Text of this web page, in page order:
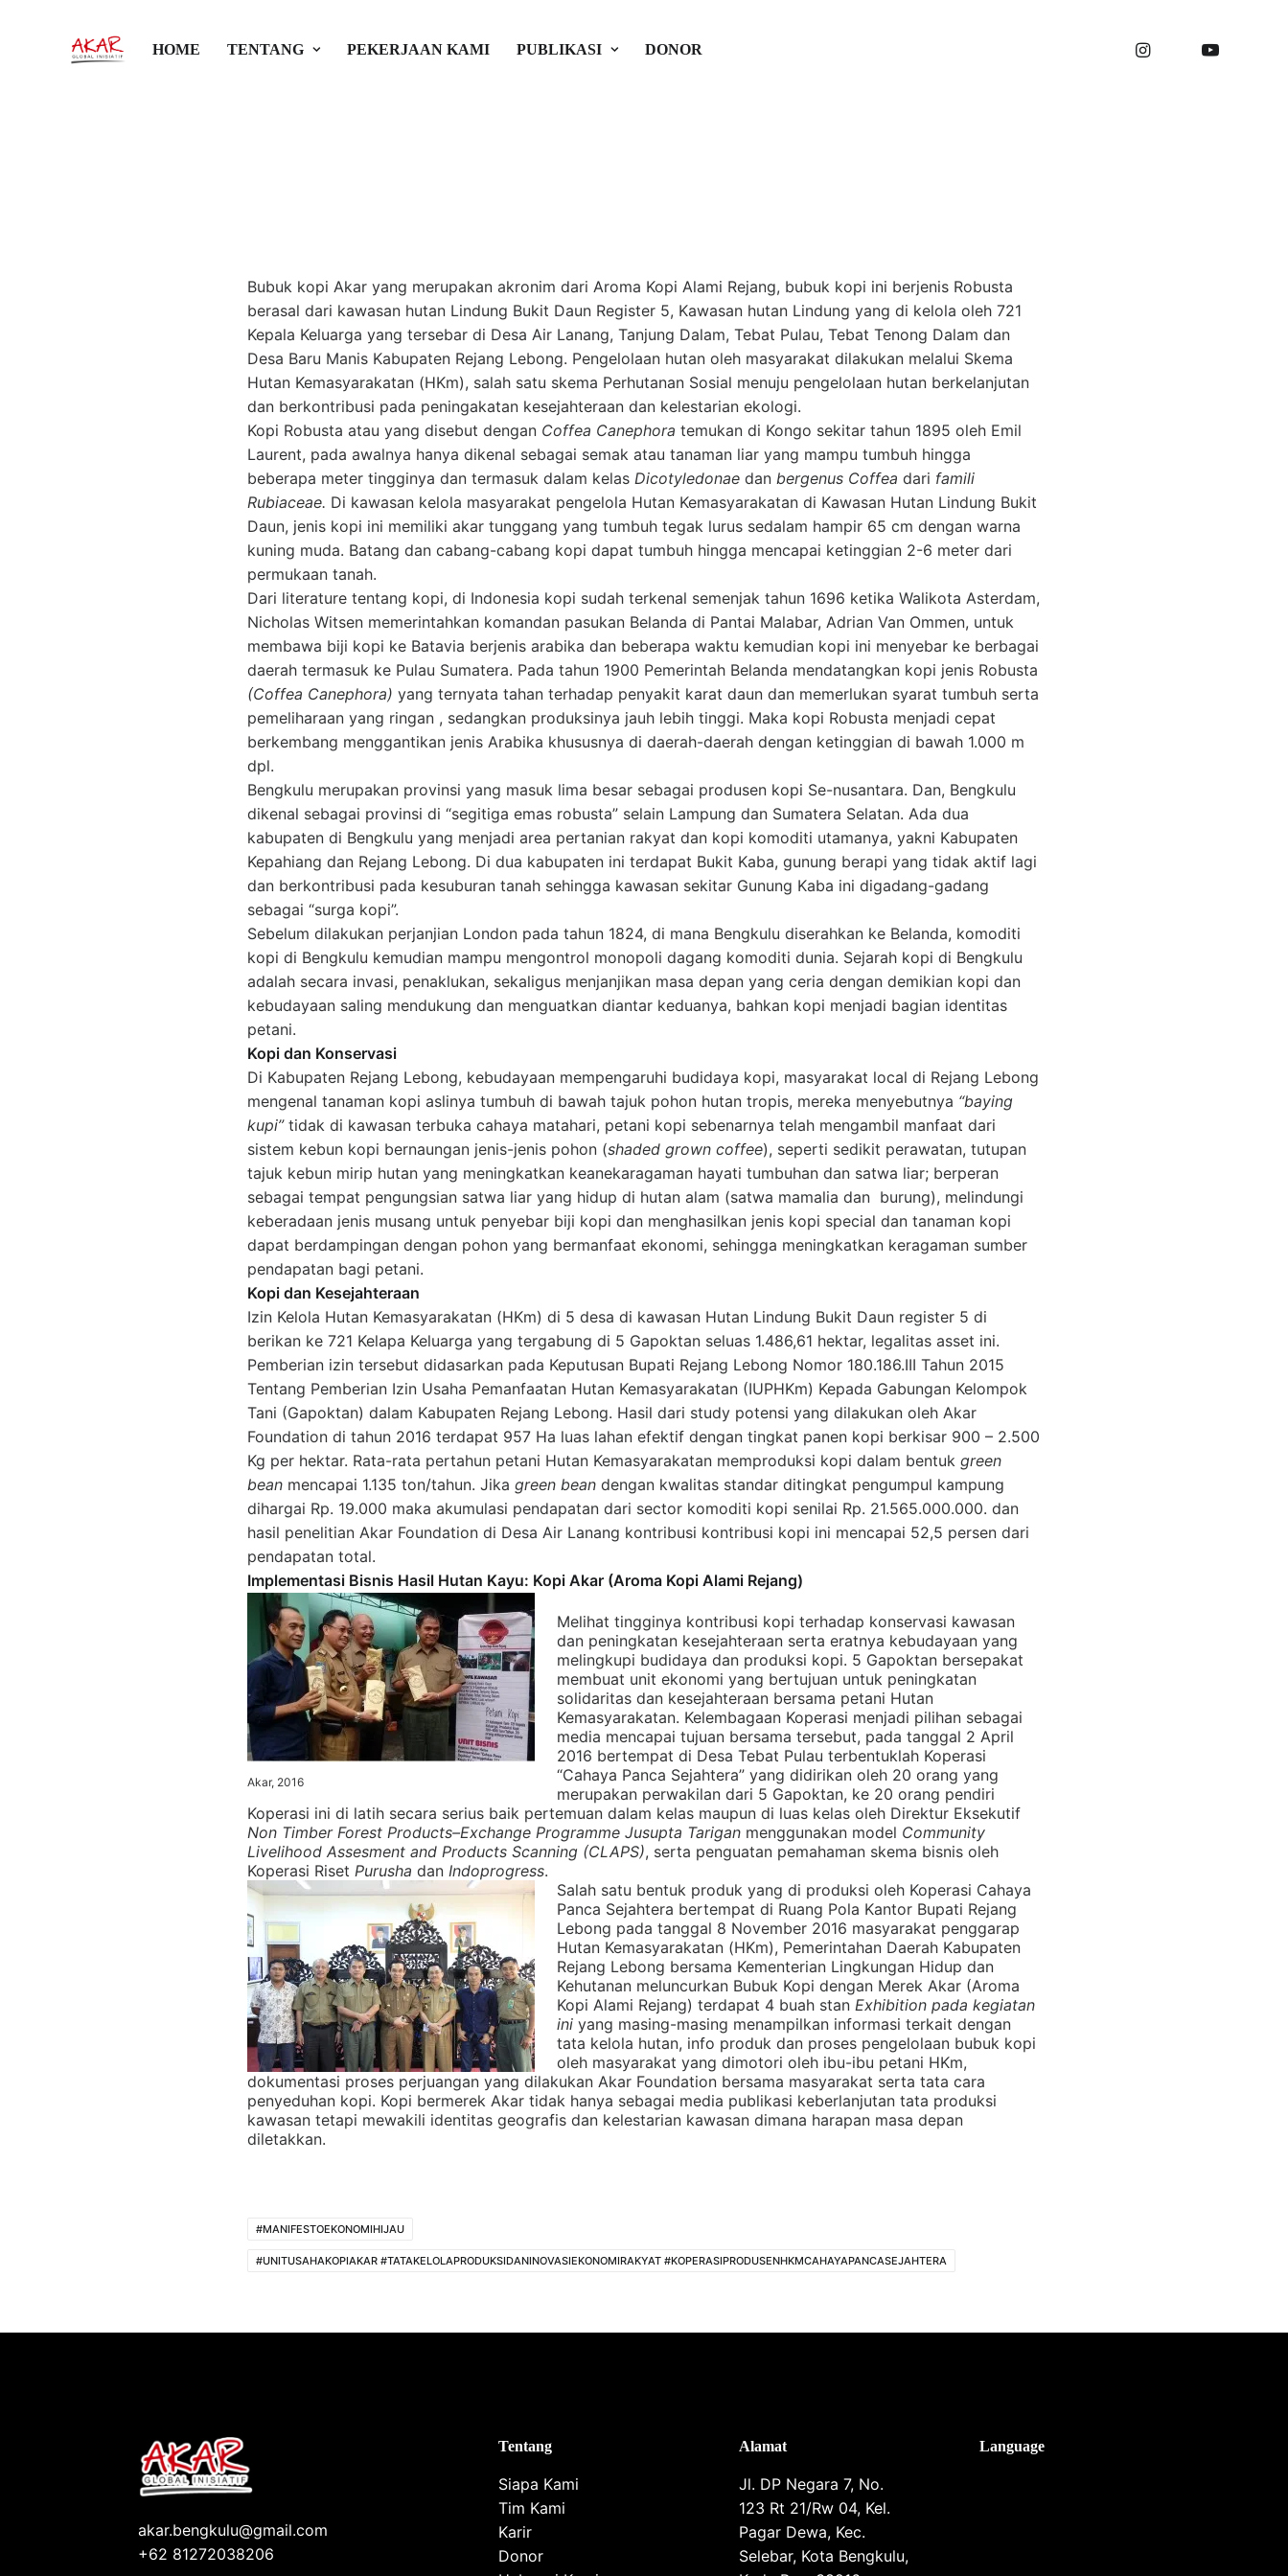
HOME TENTANG PEKERJAAN KAMI PUBLIKASI DONOR
Jelajah Rasa Kopi “Akar” menuju Kelestarian Ekologis
Bubuk kopi Akar yang merupakan akronim dari Aroma Kopi Alami Rejang, bubuk kopi ini berjenis Robusta
berasal dari kawasan hutan Lindung Bukit Daun Register 5, Kawasan hutan Lindung yang di kelola oleh 721
Kepala Keluarga yang tersebar di Desa Air Lanang, Tanjung Dalam, Tebat Pulau, Tebat Tenong Dalam dan
Desa Baru Manis Kabupaten Rejang Lebong. Pengelolaan hutan oleh masyarakat dilakukan melalui Skema
Hutan Kemasyarakatan (HKm), salah satu skema Perhutanan Sosial menuju pengelolaan hutan berkelanjutan
dan berkontribusi pada peningakatan kesejahteraan dan kelestarian ekologi.
Kopi Robusta atau yang disebut dengan Coffea Canephora temukan di Kongo sekitar tahun 1895 oleh Emil
Laurent, pada awalnya hanya dikenal sebagai semak atau tanaman liar yang mampu tumbuh hingga
beberapa meter tingginya dan termasuk dalam kelas Dicotyledonae dan bergenus Coffea dari famili
Rubiaceae. Di kawasan kelola masyarakat pengelola Hutan Kemasyarakatan di Kawasan Hutan Lindung Bukit
Daun, jenis kopi ini memiliki akar tunggang yang tumbuh tegak lurus sedalam hampir 65 cm dengan warna
kuning muda. Batang dan cabang-cabang kopi dapat tumbuh hingga mencapai ketinggian 2-6 meter dari
permukaan tanah.
Dari literature tentang kopi, di Indonesia kopi sudah terkenal semenjak tahun 1696 ketika Walikota Asterdam,
Nicholas Witsen memerintahkan komandan pasukan Belanda di Pantai Malabar, Adrian Van Ommen, untuk
membawa biji kopi ke Batavia berjenis arabika dan beberapa waktu kemudian kopi ini menyebar ke berbagai
daerah termasuk ke Pulau Sumatera. Pada tahun 1900 Pemerintah Belanda mendatangkan kopi jenis Robusta
(Coffea Canephora) yang ternyata tahan terhadap penyakit karat daun dan memerlukan syarat tumbuh serta
pemeliharaan yang ringan , sedangkan produksinya jauh lebih tinggi. Maka kopi Robusta menjadi cepat
berkembang menggantikan jenis Arabika khususnya di daerah-daerah dengan ketinggian di bawah 1.000 m
dpl.
Bengkulu merupakan provinsi yang masuk lima besar sebagai produsen kopi Se-nusantara. Dan, Bengkulu
dikenal sebagai provinsi di “segitiga emas robusta” selain Lampung dan Sumatera Selatan. Ada dua
kabupaten di Bengkulu yang menjadi area pertanian rakyat dan kopi komoditi utamanya, yakni Kabupaten
Kepahiang dan Rejang Lebong. Di dua kabupaten ini terdapat Bukit Kaba, gunung berapi yang tidak aktif lagi
dan berkontribusi pada kesuburan tanah sehingga kawasan sekitar Gunung Kaba ini digadang-gadang
sebagai “surga kopi”.
Sebelum dilakukan perjanjian London pada tahun 1824, di mana Bengkulu diserahkan ke Belanda, komoditi
kopi di Bengkulu kemudian mampu mengontrol monopoli dagang komoditi dunia. Sejarah kopi di Bengkulu
adalah secara invasi, penaklukan, sekaligus menjanjikan masa depan yang ceria dengan demikian kopi dan
kebudayaan saling mendukung dan menguatkan diantar keduanya, bahkan kopi menjadi bagian identitas
petani.
Kopi dan Konservasi
Di Kabupaten Rejang Lebong, kebudayaan mempengaruhi budidaya kopi, masyarakat local di Rejang Lebong
mengenal tanaman kopi aslinya tumbuh di bawah tajuk pohon hutan tropis, mereka menyebutnya “baying
kupi”tidak di kawasan terbuka cahaya matahari, petani kopi sebenarnya telah mengambil manfaat dari
sistem kebun kopi bernaungan jenis-jenis pohon (shaded grown coffee), seperti sedikit perawatan, tutupan
tajuk kebun mirip hutan yang meningkatkan keanekaragaman hayati tumbuhan dan satwa liar; berperan
sebagai tempat pengungsian satwa liar yang hidup di hutan alam (satwa mamalia dan burung), melindungi
keberadaan jenis musang untuk penyebar biji kopi dan menghasilkan jenis kopi special dan tanaman kopi
dapat berdampingan dengan pohon yang bermanfaat ekonomi, sehingga meningkatkan keragaman sumber
pendapatan bagi petani.
Kopi dan Kesejahteraan
Izin Kelola Hutan Kemasyarakatan (HKm) di 5 desa di kawasan Hutan Lindung Bukit Daun register 5 di
berikan ke 721 Kelapa Keluarga yang tergabung di 5 Gapoktan seluas 1.486,61 hektar, legalitas asset ini.
Pemberian izin tersebut didasarkan pada Keputusan Bupati Rejang Lebong Nomor 180.186.III Tahun 2015
Tentang Pemberian Izin Usaha Pemanfaatan Hutan Kemasyarakatan (IUPHKm) Kepada Gabungan Kelompok
Tani (Gapoktan) dalam Kabupaten Rejang Lebong. Hasil dari study potensi yang dilakukan oleh Akar
Foundation di tahun 2016 terdapat 957 Ha luas lahan efektif dengan tingkat panen kopi berkisar 900 – 2.500
Kg per hektar. Rata-rata pertahun petani Hutan Kemasyarakatan memproduksi kopi dalam bentuk green
bean mencapai 1.135 ton/tahun. Jika green bean dengan kwalitas standar ditingkat pengumpul kampung
dihargai Rp. 19.000 maka akumulasi pendapatan dari sector komoditi kopi senilai Rp. 21.565.000.000. dan
hasil penelitian Akar Foundation di Desa Air Lanang kontribusi kontribusi kopi ini mencapai 52,5 persen dari
pendapatan total.
Implementasi Bisnis Hasil Hutan Kayu: Kopi Akar (Aroma Kopi Alami Rejang)
Akar, 2016
Melihat tingginya kontribusi kopi terhadap konservasi kawasan
dan peningkatan kesejahteraan serta eratnya kebudayaan yang
melingkupi budidaya dan produksi kopi. 5 Gapoktan bersepakat
membuat unit ekonomi yang bertujuan untuk peningkatan
solidaritas dan kesejahteraan bersama petani Hutan
Kemasyarakatan. Kelembagaan Koperasi menjadi pilihan sebagai
media mencapai tujuan bersama tersebut, pada tanggal 2 April
2016 bertempat di Desa Tebat Pulau terbentuklah Koperasi
“Cahaya Panca Sejahtera” yang didirikan oleh 20 orang yang
merupakan perwakilan dari 5 Gapoktan, ke 20 orang pendiri
Koperasi ini di latih secara serius baik pertemuan dalam kelas maupun di luas kelas oleh Direktur Eksekutif
Non Timber Forest Products–Exchange Programme Jusupta Tarigan menggunakan model Community
Livelihood Assesment and Products Scanning (CLAPS), serta penguatan pemahaman skema bisnis oleh
Koperasi Riset Purusha dan Indoprogress.
Salah satu bentuk produk yang di produksi oleh Koperasi Cahaya
Panca Sejahtera bertempat di Ruang Pola Kantor Bupati Rejang
Lebong pada tanggal 8 November 2016 masyarakat penggarap
Hutan Kemasyarakatan (HKm), Pemerintahan Daerah Kabupaten
Rejang Lebong bersama Kementerian Lingkungan Hidup dan
Kehutanan meluncurkan Bubuk Kopi dengan Merek Akar (Aroma
Kopi Alami Rejang) terdapat 4 buah stan Exhibition pada kegiatan
ini yang masing-masing menampilkan informasi terkait dengan
tata kelola hutan, info produk dan proses pengelolaan bubuk kopi
oleh masyarakat yang dimotori oleh ibu-ibu petani HKm,
dokumentasi proses perjuangan yang dilakukan Akar Foundation bersama masyarakat serta tata cara
penyeduhan kopi. Kopi bermerek Akar tidak hanya sebagai media publikasi keberlanjutan tata produksi
kawasan tetapi mewakili identitas geografis dan kelestarian kawasan dimana harapan masa depan
diletakkan.
#MANIFESTOEKONOMIHIJAU
#UNITUSAHAKOPIAKAR #TATAKELOLAPRODUKSIDANINOVASIEKONOMIRAKYAT #KOPERASIPRODUSENHKMCAHAYAPANCASEJAHTERA
akar.bengkulu@gmail.com
+62 81272038206
Tentang
Siapa Kami
Tim Kami
Karir
Donor
Alamat
Jl. DP Negara 7, No.
123 Rt 21/Rw 04, Kel.
Pagar Dewa, Kec.
Selebar, Kota Bengkulu,
Language